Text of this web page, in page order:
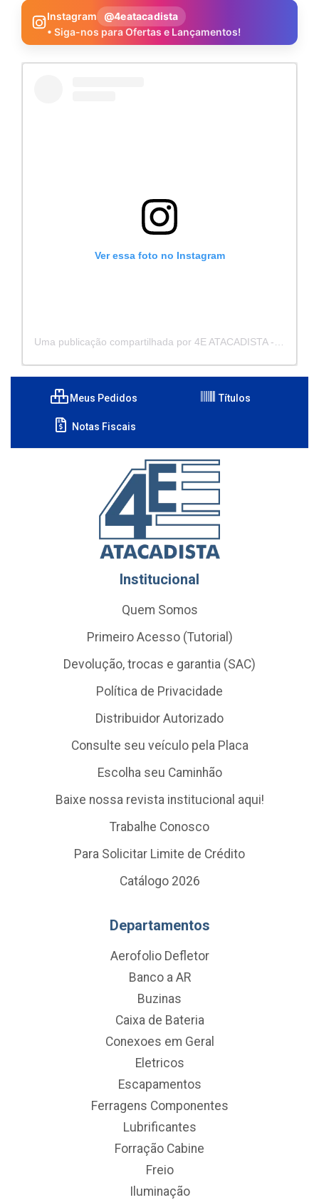
Instagram
@4eatacadista
• Siga-nos para Ofertas e Lançamentos!
Ver essa foto no Instagram
Meus Pedidos Títulos
Notas Fiscais
Institucional
Quem Somos
Primeiro Acesso (Tutorial)
Devolução, trocas e garantia (SAC)
Política de Privacidade
Distribuidor Autorizado
Consulte seu veículo pela Placa
Escolha seu Caminhão
Baixe nossa revista institucional aqui!
Trabalhe Conosco
Para Solicitar Limite de Crédito
Catálogo 2026
Departamentos
Aerofolio Defletor
Banco a AR
Buzinas
Caixa de Bateria
Conexoes em Geral
Eletricos
Escapamentos
Ferragens Componentes
Lubrificantes
Forração Cabine
Freio
Iluminação